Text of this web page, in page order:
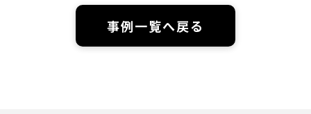
事例一覧へ戻る